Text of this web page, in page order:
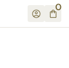
0